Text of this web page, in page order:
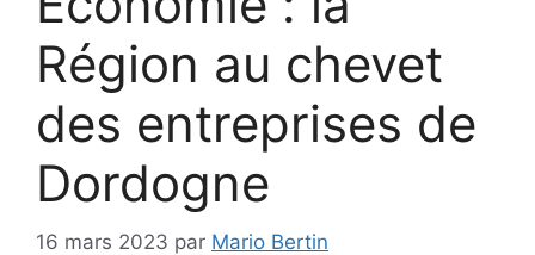
Région au chevet
des entreprises de
Dordogne
16 mars 2023 par Mario Bertin